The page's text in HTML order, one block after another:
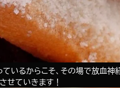
いるからこそ、その場で放血神
せていきます！